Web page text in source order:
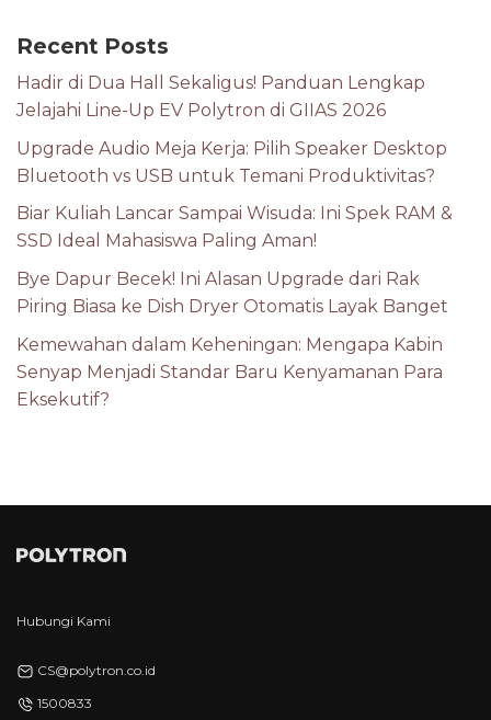
Recent Posts
Hadir di Dua Hall Sekaligus! Panduan Lengkap
Jelajahi Line-Up EV Polytron di GIIAS 2026
Upgrade Audio Meja Kerja: Pilih Speaker Desktop
Bluetooth vs USB untuk Temani Produktivitas?
Biar Kuliah Lancar Sampai Wisuda: Ini Spek RAM &
SSD Ideal Mahasiswa Paling Aman!
Bye Dapur Becek! Ini Alasan Upgrade dari Rak
Piring Biasa ke Dish Dryer Otomatis Layak Banget
Kemewahan dalam Keheningan: Mengapa Kabin
Senyap Menjadi Standar Baru Kenyamanan Para
Eksekutif?
Hubungi Kami
CS@polytron.co.id
1500833